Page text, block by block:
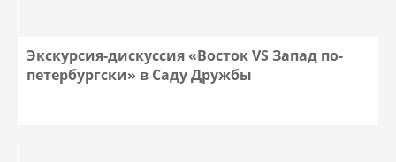
Экскурсия-дискуссия «Восток VS Запад по-
петербургски» в Саду Дружбы